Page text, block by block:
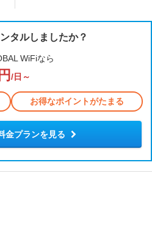
タルしましたか？
WiFiなら
/日～
お得なポイントがたまる
金プランを見る